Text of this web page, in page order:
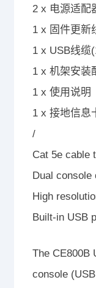
2 x 电源适配
1 x 固件更新
1 x USB线缆
1 x 机架安装
1 x 使用说明
1 x 接地信息
/
Cat 5e cable
Dual console
High
Built-in USB
The CE800B
console